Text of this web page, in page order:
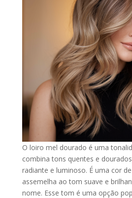
O loiro mel dourado é uma
combina tons quentes e
radiante e luminoso. É uma cor
assemelha ao tom suave e
nome. Esse tom é uma opção